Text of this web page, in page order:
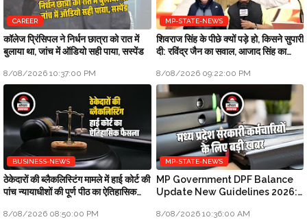
CAREER
कॉलेज प्रिंसिपल ने निर्धन छात्रा को रात में
बुलाया था, जांच में ऑडियो सही पाया, सस्पेंड
8/08/2026 10:37:00 PM
MP-STATE-NEWS
शिवराज सिंह के पीछे क्यों पड़े हो, किसने सुपारी
दी: रविंद्र जैन का सवाल, आजाद सिंह का
8/08/2026 09:22:00 PM
BUSINESS-NEWS
ठेकेदारों की ब्लैकलिस्टिंग मामले में हाई कोर्ट की
पांच न्यायाधीशों की पूर्ण पीठ का ऐतिहासिक
8/08/2026 08:50:00 PM
MP-STATE-NEWS
MP Government DPF Balance
Update New Guidelines 2026:
खबर
8/08/2026 10:36:00 AM